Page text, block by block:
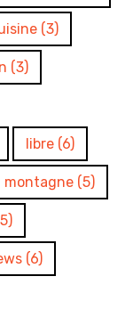
(3)
(3)
libre (6)
montagne (5)
(6)